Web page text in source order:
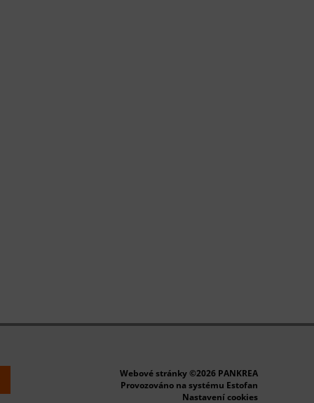
Webové stránky ©2026 PANKREA
Provozováno na systému Estofan
Nastavení cookies